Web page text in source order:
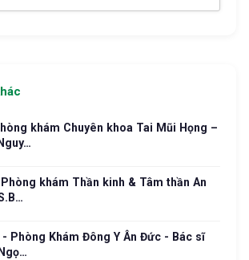
khám Chuyên khoa Tai Mũi Họng –
Phòng khám Thần kinh & Tâm thần An
- Phòng Khám Đông Y Ân Đức - Bác sĩ